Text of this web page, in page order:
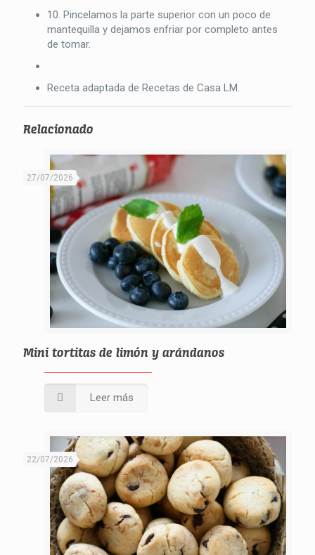
10. Pincelamos la parte superior con un poco de
mantequilla y dejamos enfriar por completo antes
de tomar.
Receta adaptada de Recetas de Casa LM.
Relacionado
27/07/2026
Mini tortitas de limón y arándanos
Leer más
22/07/2026